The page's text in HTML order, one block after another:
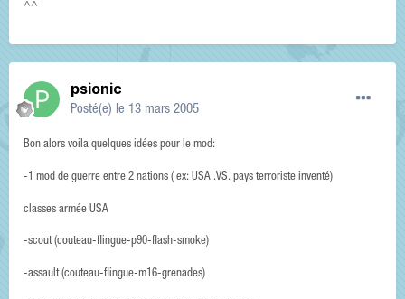
^^
psionic
Posté(e) le 13 mars 2005
Bon alors voila quelques idées pour le mod:
-1 mod de guerre entre 2 nations ( ex: USA .VS. pays terroriste inventé)
classes armée USA
-scout (couteau-flingue-p90-flash-smoke)
-assault (couteau-flingue-m16-grenades)